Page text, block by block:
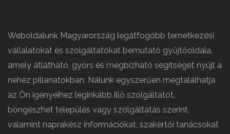
Weboldalunk Magyarország legátfogóbb temetkezési
vállalatokat és szolgáltatókat bemutató gyűjtőoldala,
amely átlátható, gyors és megbízható segítséget nyújt a
nehéz pillanatokban. Nálunk egyszerűen megtalálhatja
az Ön igényeihez leginkább illő szolgáltatót,
böngészhet település vagy szolgáltatás szerint,
valamint naprakész információkat, szakértői tanácsokat